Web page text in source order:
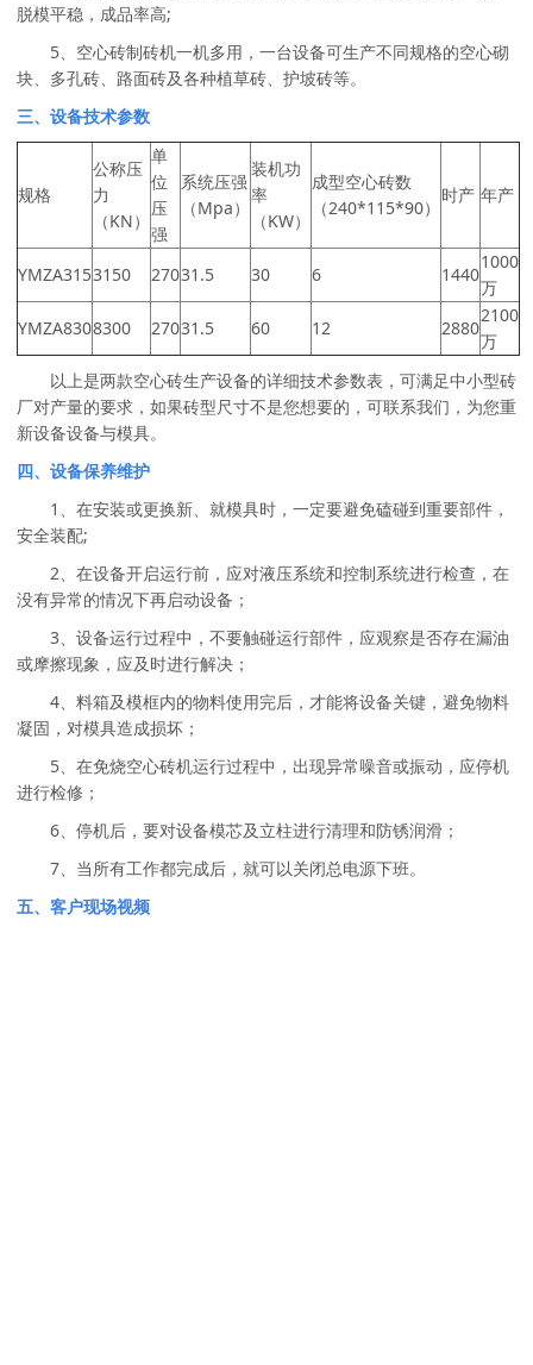
脱模平稳，成品率高;
5、空心砖制砖机一机多用，一台设备可生产不同规格的空心砌
块、多孔砖、路面砖及各种植草砖、护坡砖等。
三、设备技术参数
规格
公称压
力
（KN）
单
位
压
强
系统压强
（Mpa）
装机功
率
（KW）
成型空心砖数
（240*115*90）
时产 年产
YMZA3153150 27031.5 30 6 1440
1000
万
YMZA8308300 27031.5 60 12 2880
2100
万
以上是两款空心砖生产设备的详细技术参数表，可满足中小型砖
厂对产量的要求，如果砖型尺寸不是您想要的，可联系我们，为您重
新设备设备与模具。
四、设备保养维护
1、在安装或更换新、就模具时，一定要避免磕碰到重要部件，
安全装配;
2、在设备开启运行前，应对液压系统和控制系统进行检查，在
没有异常的情况下再启动设备；
3、设备运行过程中，不要触碰运行部件，应观察是否存在漏油
或摩擦现象，应及时进行解决；
4、料箱及模框内的物料使用完后，才能将设备关键，避免物料
凝固，对模具造成损坏；
5、在免烧空心砖机运行过程中，出现异常噪音或振动，应停机
进行检修；
6、停机后，要对设备模芯及立柱进行清理和防锈润滑；
7、当所有工作都完成后，就可以关闭总电源下班。
五、客户现场视频